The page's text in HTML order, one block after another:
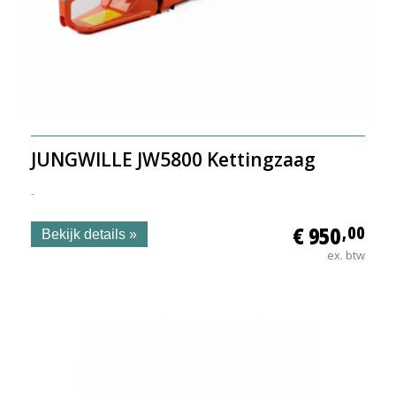
JUNGWILLE JW5800 Kettingzaag
-
€ 950,00
ex. btw
Bekijk details »